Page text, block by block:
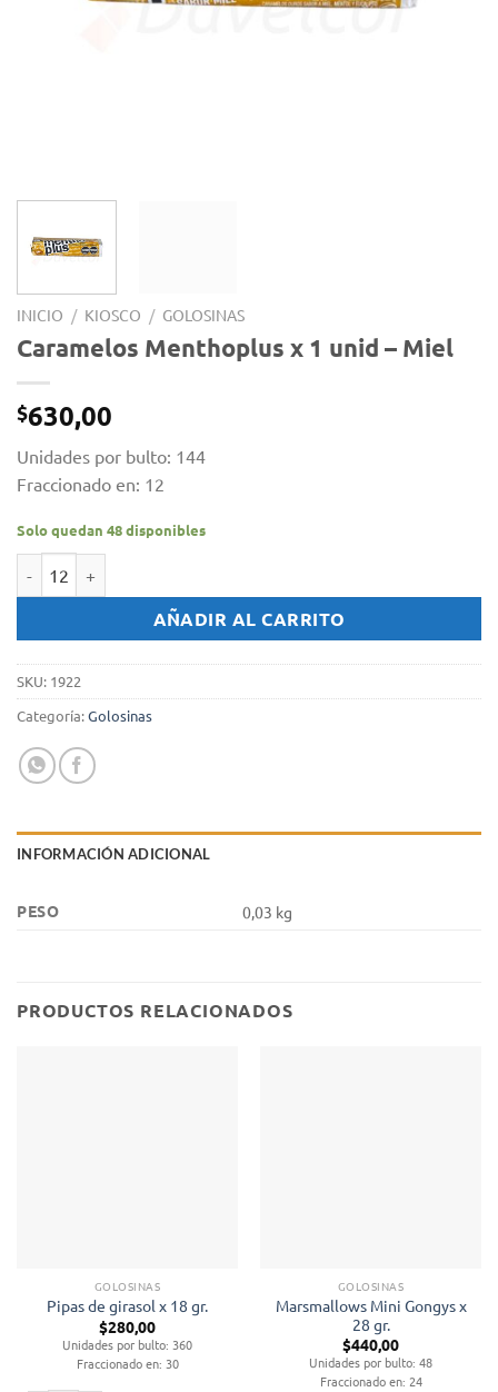
INICIO / KIOSCO / GOLOSINAS
Caramelos Menthoplus x 1 unid – Miel
$630,00
Unidades por bulto: 144
Fraccionado en: 12
Solo quedan 48 disponibles
Caramelos Menthoplus x 1 unid - Miel cantidad
AÑADIR AL CARRITO
SKU: 1922
Categoría:Golosinas
INFORMACIÓN ADICIONAL
PESO 0,03 kg
PRODUCTOS RELACIONADOS
GOLOSINAS
Pipas de girasol x 18 gr.
$280,00
Unidades por bulto: 360
Fraccionado en: 30
GOLOSINAS
Marsmallows Mini Gongys x
28 gr.
$440,00
Unidades por bulto: 48
Fraccionado en: 24